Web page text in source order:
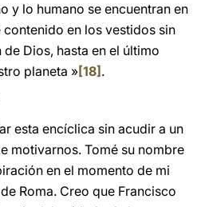
y lo humano se encuentran en
en los vestidos sin
Dios, hasta en el último
planeta »[18] .
esta encíclica sin acudir a un
motivarnos. Tomé su nombre
en el momento de mi
Roma. Creo que Francisco